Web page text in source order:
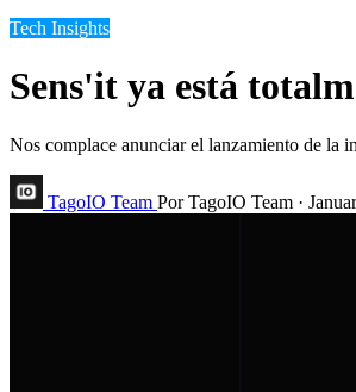
Tech Insights
Sens'it ya está
Nos complace anunciar el lanzamiento de la
TagoIO Team Por TagoIO Team ·